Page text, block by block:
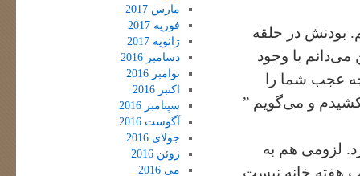
بودنش در حلقه
می‌دانم با وجود
عجب شما را
و می‌گویم ”
لزومی هم به
هفته خانه نیست
مارس 2017
فوریه 2017
ژانویه 2017
دسامبر 2016
نوامبر 2016
اکتبر 2016
سپتامبر 2016
آگوست 2016
جولای 2016
ژوئن 2016
می 2016